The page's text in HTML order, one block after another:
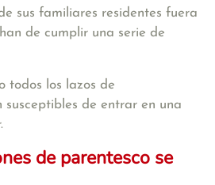
sus familiares residentes fuera
de cumplir una serie de
todos los lazos de
susceptibles de entrar en una
de parentesco se